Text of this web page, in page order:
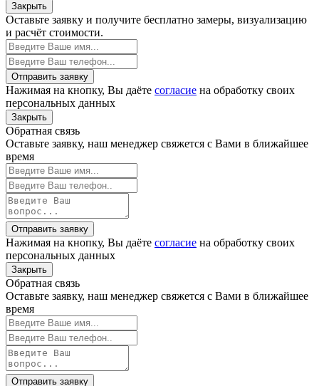
Закрыть
Оставьте заявку и получите бесплатно замеры, визуализацию
и расчёт стоимости.
Отправить заявку
Нажимая на кнопку, Вы даёте согласие на обработку своих
персональных данных
Закрыть
Обратная связь
Оставьте заявку, наш менеджер свяжется с Вами в ближайшее
время
Отправить заявку
Нажимая на кнопку, Вы даёте согласие на обработку своих
персональных данных
Закрыть
Обратная связь
Оставьте заявку, наш менеджер свяжется с Вами в ближайшее
время
Отправить заявку